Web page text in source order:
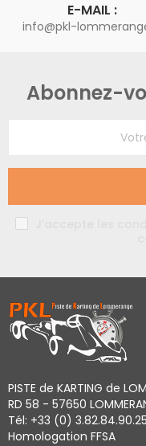
E-MAIL :
info@pkl-
Abonnez-
PISTE de KARTING de
RD 58 - 57650
Tél: +33 (0) 3.82.84.90.25
Homologation FFSA